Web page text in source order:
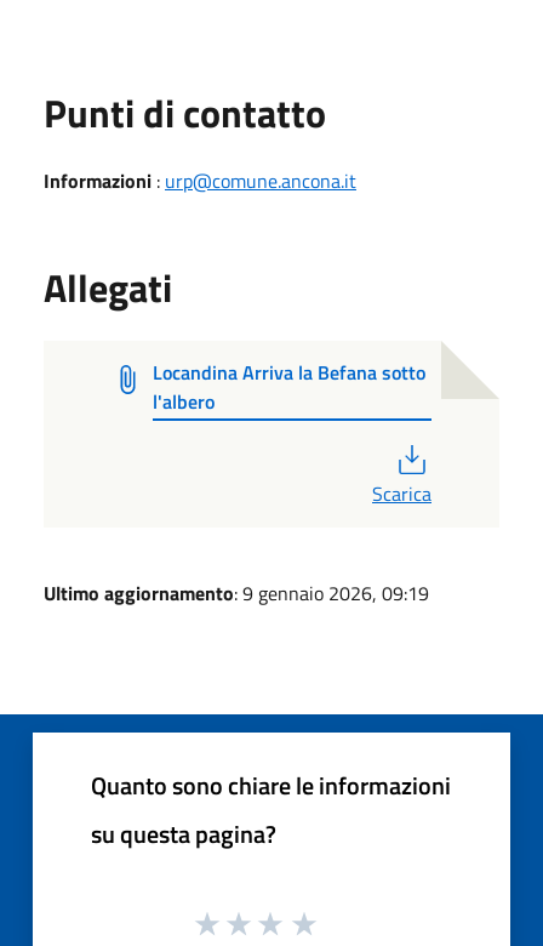
Punti di contatto
Informazioni : urp@comune.ancona.it
Allegati
Locandina Arriva la Befana sotto
l'albero
Scarica
Ultimo aggiornamento: 9 gennaio 2026, 09:19
Quanto sono chiare le informazioni
su questa pagina?